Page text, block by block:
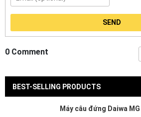
SEND
0 Comment
BEST-SELLING PRODUCTS
Máy câu đứng Daiwa MG